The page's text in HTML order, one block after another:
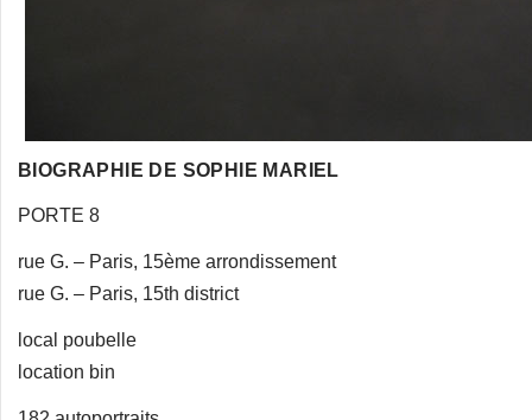
BIOGRAPHIE DE SOPHIE MARIEL
PORTE 8
rue G. – Paris, 15ème arrondissement
rue G. – Paris, 15th district
local poubelle
location bin